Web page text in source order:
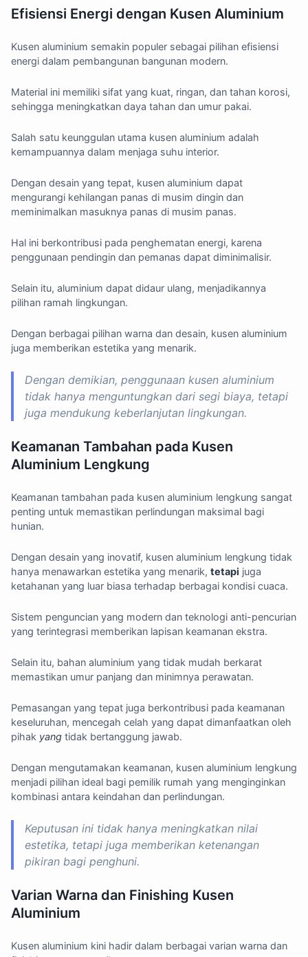
Efisiensi Energi dengan Kusen Aluminium
Kusen aluminium semakin populer sebagai pilihan efisiensi
energi dalam pembangunan bangunan modern.
Material ini memiliki sifat yang kuat, ringan, dan tahan korosi,
sehingga meningkatkan daya tahan dan umur pakai.
Salah satu keunggulan utama kusen aluminium adalah
kemampuannya dalam menjaga suhu interior.
Dengan desain yang tepat, kusen aluminium dapat
mengurangi kehilangan panas di musim dingin dan
meminimalkan masuknya panas di musim panas.
Hal ini berkontribusi pada penghematan energi, karena
penggunaan pendingin dan pemanas dapat diminimalisir.
Selain itu, aluminium dapat didaur ulang, menjadikannya
pilihan ramah lingkungan.
Dengan berbagai pilihan warna dan desain, kusen aluminium
juga memberikan estetika yang menarik.
Dengan demikian, penggunaan kusen aluminium
tidak hanya menguntungkan dari segi biaya, tetapi
juga mendukung keberlanjutan lingkungan.
Keamanan Tambahan pada Kusen
Aluminium Lengkung
Keamanan tambahan pada kusen aluminium lengkung sangat
penting untuk memastikan perlindungan maksimal bagi
hunian.
Dengan desain yang inovatif, kusen aluminium lengkung tidak
hanya menawarkan estetika yang menarik, tetapi juga
ketahanan yang luar biasa terhadap berbagai kondisi cuaca.
Sistem penguncian yang modern dan teknologi anti-pencurian
yang terintegrasi memberikan lapisan keamanan ekstra.
Selain itu, bahan aluminium yang tidak mudah berkarat
memastikan umur panjang dan minimnya perawatan.
Pemasangan yang tepat juga berkontribusi pada keamanan
keseluruhan, mencegah celah yang dapat dimanfaatkan oleh
pihak yang tidak bertanggung jawab.
Dengan mengutamakan keamanan, kusen aluminium lengkung
menjadi pilihan ideal bagi pemilik rumah yang menginginkan
kombinasi antara keindahan dan perlindungan.
Keputusan ini tidak hanya meningkatkan nilai
estetika, tetapi juga memberikan ketenangan
pikiran bagi penghuni.
Varian Warna dan Finishing Kusen
Aluminium
Kusen aluminium kini hadir dalam berbagai varian warna dan